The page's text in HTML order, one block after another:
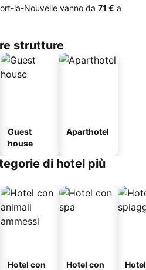
la-Nouvelle vanno da ‎71 € a
strutture
Guest
house
Aparthotel
di hotel più
Hotel con
Hotel con